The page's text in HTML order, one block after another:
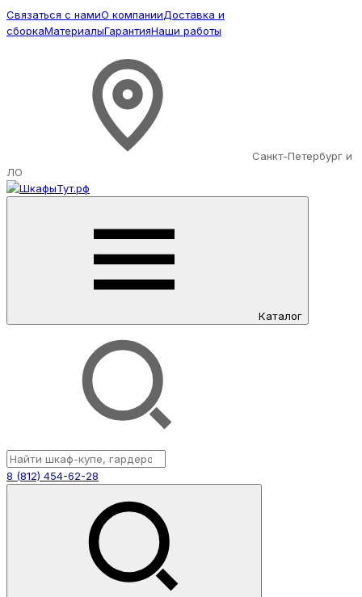
Связаться с намиО компанииДоставка и
сборкаМатериалыГарантияНаши работы
Санкт-Петербург и
ЛО
Каталог
8 (812) 454-62-28